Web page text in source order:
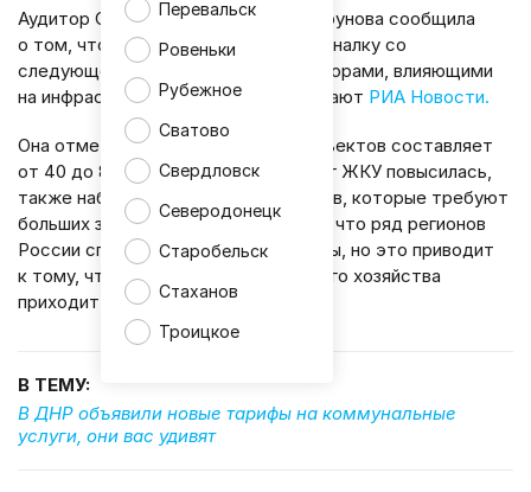
Перевальск
Ровеньки
Рубежное
Сватово
Свердловск
Северодонецк
Старобельск
Стаханов
Троицкое
Аудитор Счётной палаты Наталья Трунова сообщила
о том, что индексация цен на коммуналку со
следующего месяца связана с факторами, влияющими
на инфраструктуру. Об этом сообщают РИА Новости.
Она отметила, что сейчас износ объектов составляет
от 40 до 80%, себестоимость услуг ЖКУ повысилась,
также наблюдается нехватка кадров, которые требуют
больших зарплат. Трунова добавила, что ряд регионов
России специально занижает тарифы, но это приводит
к тому, что состояние коммунального хозяйства
приходит в упадок.
В ТЕМУ:
В ДНР объявили новые тарифы на коммунальные
услуги, они вас удивят